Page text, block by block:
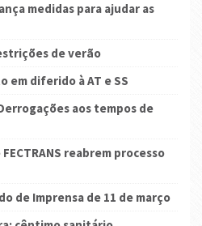
medidas para ajudar as
de verão
em diferido à AT e SS
aos tempos de
FECTRANS reabrem processo
de Imprensa de 11 de março